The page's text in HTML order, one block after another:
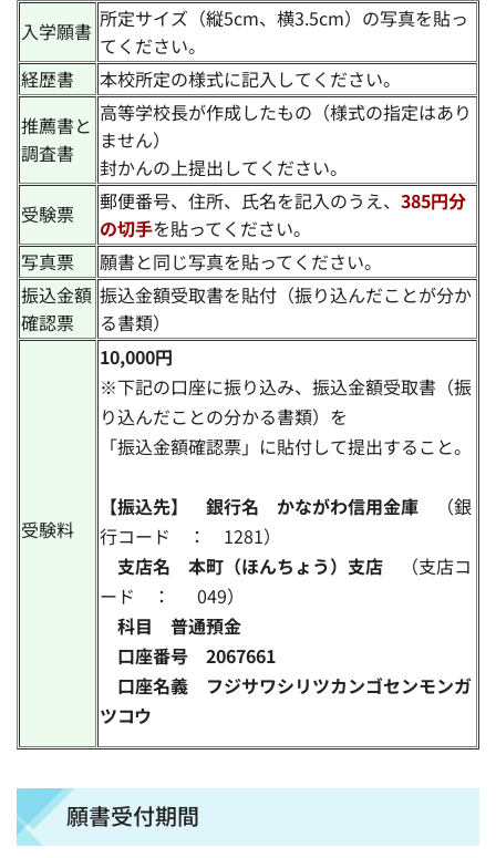
入学願書 所定サイズ（縦5cm、横3.5cm）の写真を貼っ
てください。
経歴書
本校所定の様式に記入してください。
推薦書と
調査書
高等学校長が作成したもの（様式の指定はあり
ません）
封かんの上提出してください。
受験票
郵便番号、住所、氏名を記入のうえ、 385円分
の切手を貼ってください。
写真票
願書と同じ写真を貼ってください。
振込金額
確認票
振込金額受取書を貼付（振り込んだことが分か
る書類）
受験料
10,000円
※下記の口座に振り込み、振込金額受取書（振
り込んだことの分かる書類）を
「振込金額確認票」に貼付して提出すること。
【振込先】 銀行名 かながわ信用金庫
（銀
行コード ： 1281）
支店名 本町（ほんちょう）支店
（支店コ
ード ： 049）
科目 普通預金
口座番号 2067661
口座名義 フジサワシリツカンゴセンモンガ
ツコウ
願書受付期間